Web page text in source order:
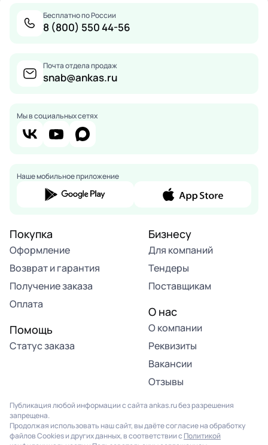
Бесплатно по России
8 (800) 550 44-56
Почта отдела продаж
snab@ankas.ru
Мы в социальных сетях
Наше мобильное приложение
Покупка
Оформление
Возврат и гарантия
Получение заказа
Оплата
Помощь
Статус заказа
Бизнесу
Для компаний
Тендеры
Поставщикам
О нас
О компании
Реквизиты
Вакансии
Отзывы
Публикация любой информации с сайта ankas.ru без разрешения
запрещена.
Продолжая использовать наш сайт, вы даёте согласие на обработку
файлов Cookies и других данных, в соответствии с Политикой